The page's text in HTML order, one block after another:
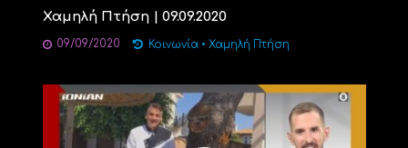
Χαμηλή Πτήση | 09.09.2020
09/09/2020 Κοινωνία • Χαμηλή Πτήση